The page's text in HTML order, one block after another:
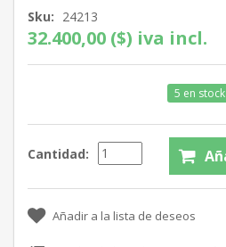
Sku: 24213
32.400,00 ($) iva incl.
5 en stock
Cantidad: